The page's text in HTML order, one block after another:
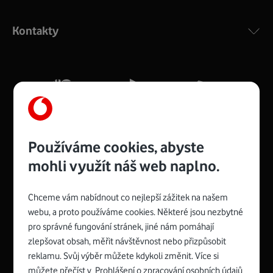
silný signál pro celou domácnost. Kompaktní rozměry 21
Více o COMPAL CH7465VF
Zyxel VMG8623-T50B:
Rozměry modemu jsou 16 x 22 x 7,5 cm (včetně stojánku)
a nabízí 4 gigabitové LAN porty a bezdrátové připojení Wi-
Spojte se s Vodafonem
Kontakty
Používáme cookies, abyste
mohli využít náš web naplno.
Chceme vám nabídnout co nejlepší zážitek na našem
webu, a proto používáme cookies. Některé jsou nezbytné
pro správné fungování stránek, jiné nám pomáhají
zlepšovat obsah, měřit návštěvnost nebo přizpůsobit
reklamu. Svůj výběr můžete kdykoli změnit. Více si
můžete přečíst v Prohlášení o zpracování osobních údajů